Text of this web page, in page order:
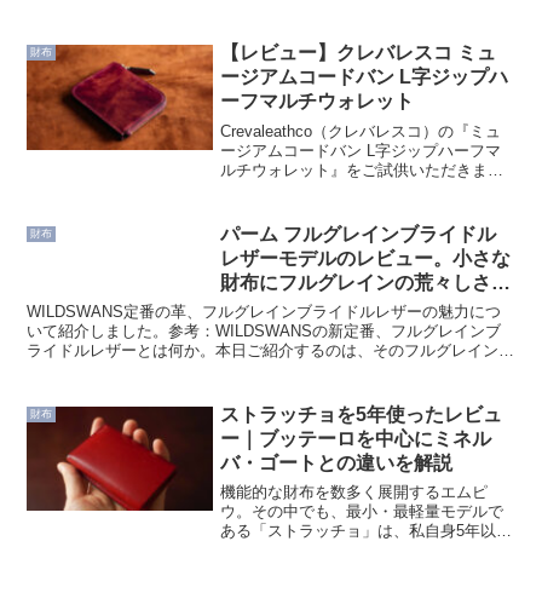
財布
【レビュー】クレバレスコ ミュ
ージアムコードバン L字ジップハ
ーフマルチウォレット
Crevaleathco（クレバレスコ）の『ミュ
ージアムコードバン L字ジップハーフマ
ルチウォレット』をご試供いただきまし
解説します。スペック取扱いサイトで見
てみるカタ...
財布
パーム フルグレインブライドル
レザーモデルのレビュー。小さな
財布にフルグレインの荒々しさが
宿った逸品
WILDSWANS定番の革、フルグレインブライドルレザーの魅力につ
いて紹介しました。参考：WILDSWANSの新定番、フルグレインブ
ライドルレザーとは何か。本日ご紹介するのは、そのフルグレインブ
財布
ストラッチョを5年使ったレビュ
ー｜ブッテーロを中心にミネル
バ・ゴートとの違いを解説
機能的な財布を数多く展開するエムピ
ウ。その中でも、最小・最軽量モデルで
ある「ストラッチョ」は、私自身5年以上